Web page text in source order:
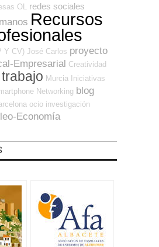
OL
redes sociales
Recursos
Y CV) José Carlos proyecto
Empresarial Creatividad
trabajo Murcia
Iniciativas
Networking blog
ocio investigación
Economía